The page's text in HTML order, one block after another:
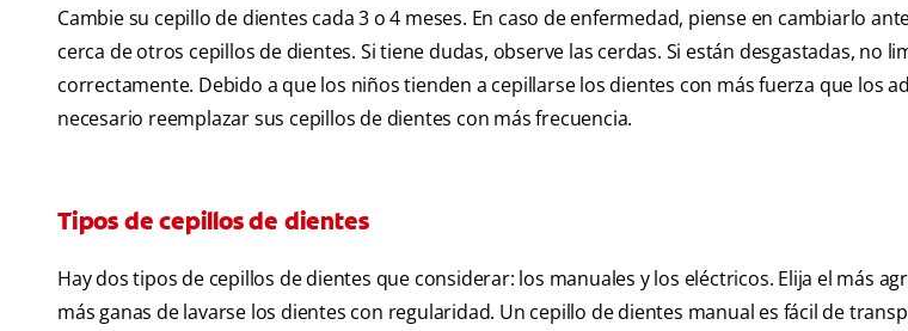
Cambie su cepillo de dientes cada 3 o 4 meses. En caso de enfermedad, piense en cambiarlo
cerca de otros cepillos de dientes. Si tiene dudas, observe las cerdas. Si están desgastadas, no
correctamente. Debido a que los niños tienden a cepillarse los dientes con más fuerza que los
necesario reemplazar sus cepillos de dientes con más frecuencia.
Tipos de cepillos de dientes
Hay dos tipos de cepillos de dientes que considerar: los manuales y los eléctricos. Elija el más
más ganas de lavarse los dientes con regularidad. Un cepillo de dientes manual es fácil de